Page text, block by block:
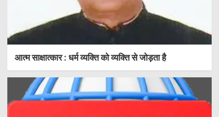
आत्म साक्षात्कार : धर्म व्यक्ति को व्यक्ति से जोड़ता है